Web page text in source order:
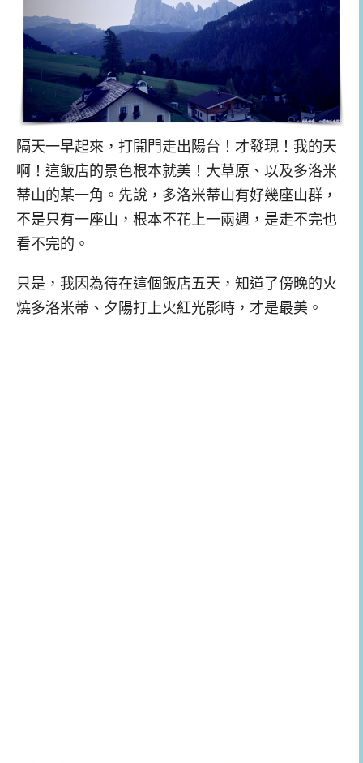
隔天一早起來，打開門走出陽台！才發現！我的天
啊！這飯店的景色根本就美！大草原、以及多洛米
蒂山的某一角。先說，多洛米蒂山有好幾座山群，
不是只有一座山，根本不花上一兩週，是走不完也
看不完的。
只是，我因為待在這個飯店五天，知道了傍晚的火
燒多洛米蒂、夕陽打上火紅光影時，才是最美。